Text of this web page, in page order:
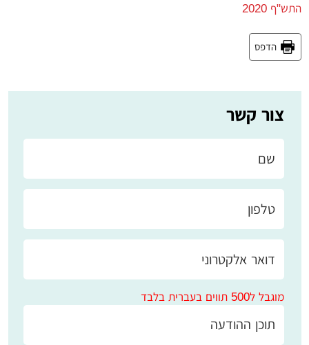
צור קשר
מוגבל ל500 תווים בעברית בלבד
התש"ף 2020
הדפס